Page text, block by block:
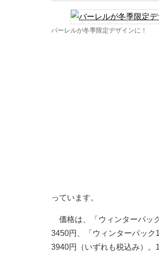
バーレルが冬季限定デザインに！
っています。
価格は、「ウィンターパッ
3450円、「ウィンターパッ
3940円（いずれも税込み）。